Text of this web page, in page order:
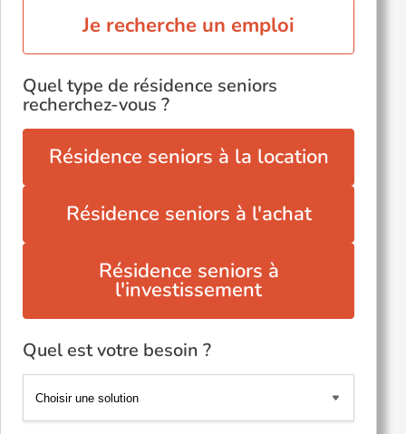
Je recherche un emploi
Quel type de résidence seniors
recherchez-vous ?
Résidence seniors à la location
Résidence seniors à l'achat
Résidence seniors à
l'investissement
Quel est votre besoin ?